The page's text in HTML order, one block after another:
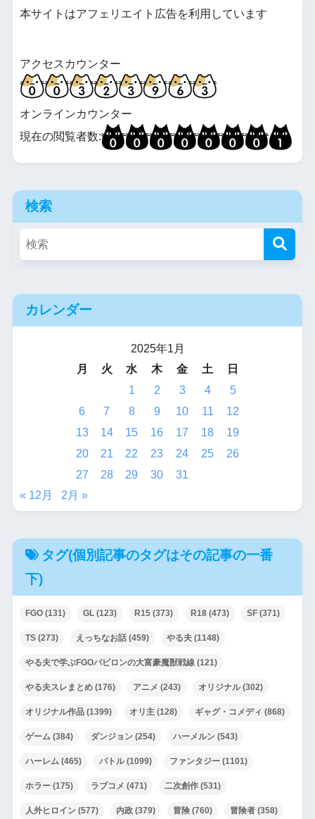
本サイトはアフェリエイト広告を利用しています
アクセスカウンター
オンラインカウンター
現在の閲覧者数:
検索
カレンダー
2025年1月
月
火 水 木 金 土
日
1
2 3 4
5
6
7 8 9 10 11
12
13
14 15 16 17 18
19
20
21 22 23 24 25
26
27
28 29 30
31
« 12月
2月 »
タグ(個別記事のタグはその記事の一番
下)
FGO(131) GL(123) R15(373) R18(473) SF(371)
TS(273) えっちなお話(459) やる夫(1148)
やる夫で学ぶFGOバビロンの大富豪魔獣戦線(121)
やる夫スレまとめ(176) アニメ (243) オリジナル(302)
オリジナル作品(1399) オリ主(128) ギャグ・コメディ (868)
ゲーム (384) ダンジョン(254) ハーメルン(543)
ハーレム (465) バトル(1099) ファンタジー(1101)
ホラー(175) ラブコメ (471) 二次創作(531)
人外ヒロイン(577) 内政(379) 冒険(760) 冒険者(358)